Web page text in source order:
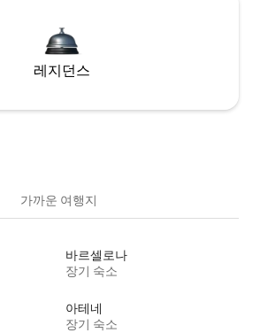
레지던스
가까운 여행지
바르셀로나
장기 숙소
아테네
장기 숙소